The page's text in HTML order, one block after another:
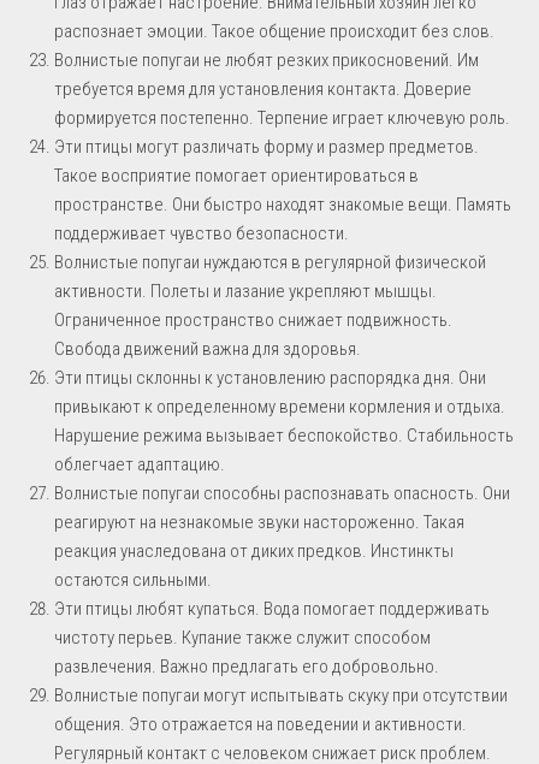
распознает эмоции. Такое общение происходит без слов.
Волнистые попугаи не любят резких прикосновений. Им
требуется время для установления контакта. Доверие
формируется постепенно. Терпение играет ключевую роль.
Эти птицы могут различать форму и размер предметов.
Такое восприятие помогает ориентироваться в
пространстве. Они быстро находят знакомые вещи. Память
поддерживает чувство безопасности.
Волнистые попугаи нуждаются в регулярной физической
активности. Полеты и лазание укрепляют мышцы.
Ограниченное пространство снижает подвижность.
Свобода движений важна для здоровья.
Эти птицы склонны к установлению распорядка дня. Они
привыкают к определенному времени кормления и отдыха.
Нарушение режима вызывает беспокойство. Стабильность
облегчает адаптацию.
Волнистые попугаи способны распознавать опасность. Они
реагируют на незнакомые звуки настороженно. Такая
реакция унаследована от диких предков. Инстинкты
остаются сильными.
Эти птицы любят купаться. Вода помогает поддерживать
чистоту перьев. Купание также служит способом
развлечения. Важно предлагать его добровольно.
Волнистые попугаи могут испытывать скуку при отсутствии
общения. Это отражается на поведении и активности.
Регулярный контакт с человеком снижает риск проблем.